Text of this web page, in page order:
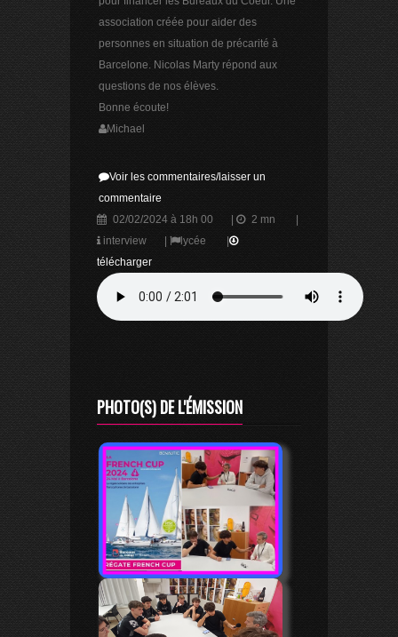
association créée pour aider des
personnes en situation de précarité à
Barcelone. Nicolas Marty répond aux
questions de nos élèves.
Bonne écoute!
Michael
Voir les commentaires/laisser un
commentaire
02/02/2024 à 18h 00
| 2 mn
|
interview
| lycée
|
télécharger
PHOTO(S) DE L'ÉMISSION